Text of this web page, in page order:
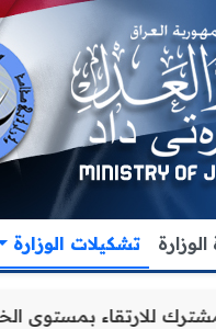
تشكيلات الوزارة
المشترك